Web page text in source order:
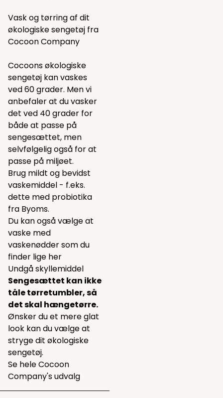
Vask og tørring af dit
økologiske sengetøj fra
Cocoon Company
Cocoons økologiske
sengetøj kan vaskes
ved 60 grader. Men vi
anbefaler at du vasker
det ved 40 grader for
både at passe på
sengesættet, men
selvfølgelig også for at
passe på miljøet.
Brug mildt og bevidst
vaskemiddel - f.eks.
dette med probiotika
fra Byoms.
Du kan også vælge at
vaske med
vaskenødder som du
finder lige her
Undgå skyllemiddel
Sengesættet kan ikke
tåle tørretumbler, så
det skal hængetørre.
Ønsker du et mere glat
look kan du vælge at
stryge dit økologiske
sengetøj.
Se heleCocoon
Company's udvalg